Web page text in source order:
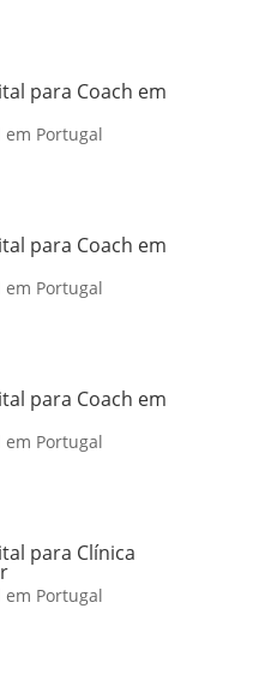
para Coach em
Portugal
para Coach em
Portugal
para Coach em
Portugal
para Clínica
Portugal